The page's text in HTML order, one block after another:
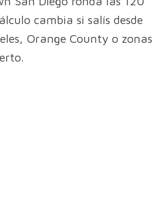
cambia si salís desde
Orange County o zonas